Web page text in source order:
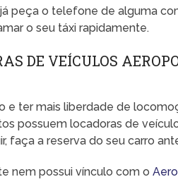
peça o telefone de alguma
o seu táxi rapidamente.
DE VEÍCULOS
e ter mais liberdade de
possuem locadoras de
faça a reserva do seu carro
nem possui vínculo com o